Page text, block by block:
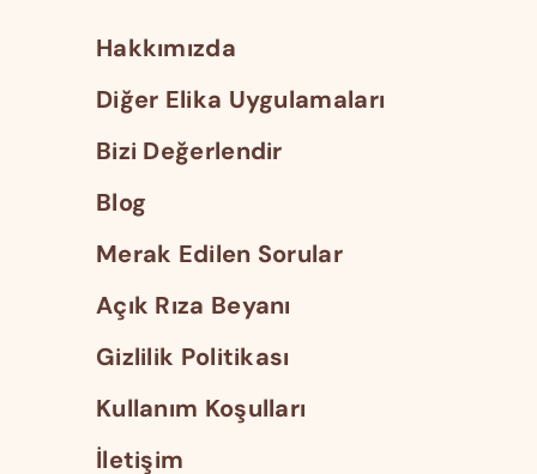
Hakkımızda
Diğer Elika Uygulamaları
Bizi Değerlendir
Blog
Merak Edilen Sorular
Açık Rıza Beyanı
Gizlilik Politikası
Kullanım Koşulları
İletişim